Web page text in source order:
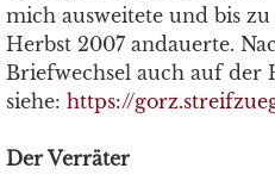
mich ausweitete und bis
Herbst 2007 andauerte.
Briefwechsel auch auf der
siehe: https://
Der Verräter